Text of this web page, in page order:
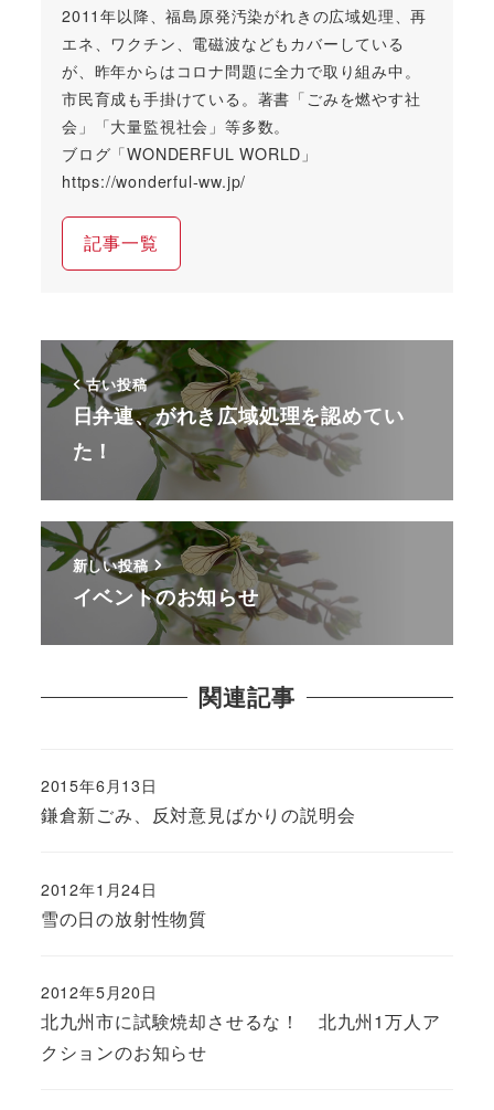
2011年以降、福島原発汚染がれきの広域処理、再
エネ、ワクチン、電磁波などもカバーしている
が、昨年からはコロナ問題に全力で取り組み中。
市民育成も手掛けている。著書「ごみを燃やす社
会」「大量監視社会」等多数。
ブログ「WONDERFUL WORLD」
https://wonderful-ww.jp/
記事一覧
古い投稿
日弁連、がれき広域処理を認めてい
た！
新しい投稿
イベントのお知らせ
関連記事
鎌倉新ごみ、反対意見ばかりの説明会
2015年6月13日
雪の日の放射性物質
2012年1月24日
北九州市に試験焼却させるな！ 北九州1万人ア
クションのお知らせ
2012年5月20日